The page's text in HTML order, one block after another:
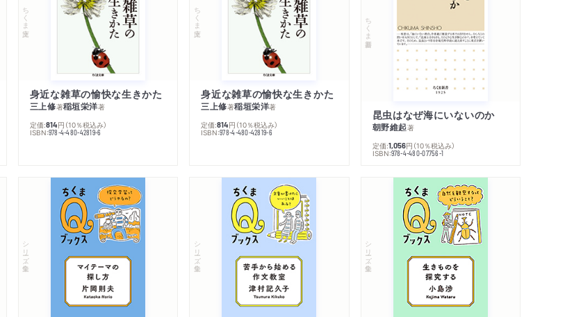
ちくま文庫
身近な雑草の愉快な生きかた
三上修著稲垣栄洋著
定価:814円 （10％税込み）
ISBN:978-4-480-42819-6
ちくま文庫
身近な雑草の愉快な生きかた
三上修著稲垣栄洋著
定価:814円 （10％税込み）
ISBN:978-4-480-42819-6
ちくま新書
昆虫はなぜ海にいないのか
朝野維起著
定価:1,056円 （10％税込み）
ISBN:978-4-480-07756-1
シリーズ・全集 シリーズ・全集 シリーズ・全集